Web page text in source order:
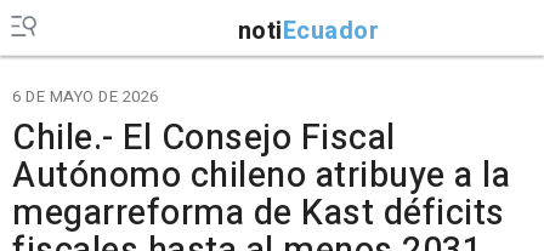
notiEcuador
6 DE MAYO DE 2026
Chile.- El Consejo Fiscal
Autónomo chileno atribuye a la
megarreforma de Kast déficits